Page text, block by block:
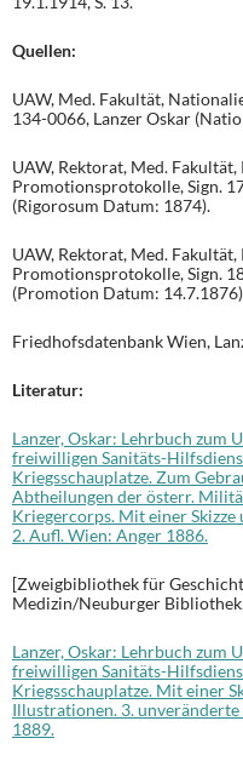
Quellen:
UAW, Med. Fakultät,
134-0066, Lanzer Oskar
UAW, Rektorat, Med. Fakultät,
Promotionsprotokolle, Sign.
(Rigorosum Datum: 1874).
UAW, Rektorat, Med. Fakultät,
Promotionsprotokolle, Sign.
(Promotion Datum:
Friedhofsdatenbank Wien,
Literatur:
Lanzer, Oskar: Lehrbuch zum
freiwilligen Sanitäts-
Kriegsschauplatze. Zum
Abtheilungen der österr.
Kriegercorps. Mit einer
2. Aufl. Wien: Anger 1886.
[Zweigbibliothek für
Medizin/Neuburger
Lanzer, Oskar: Lehrbuch zum
freiwilligen Sanitäts-
Kriegsschauplatze. Mit einer
Illustrationen. 3.
1889.